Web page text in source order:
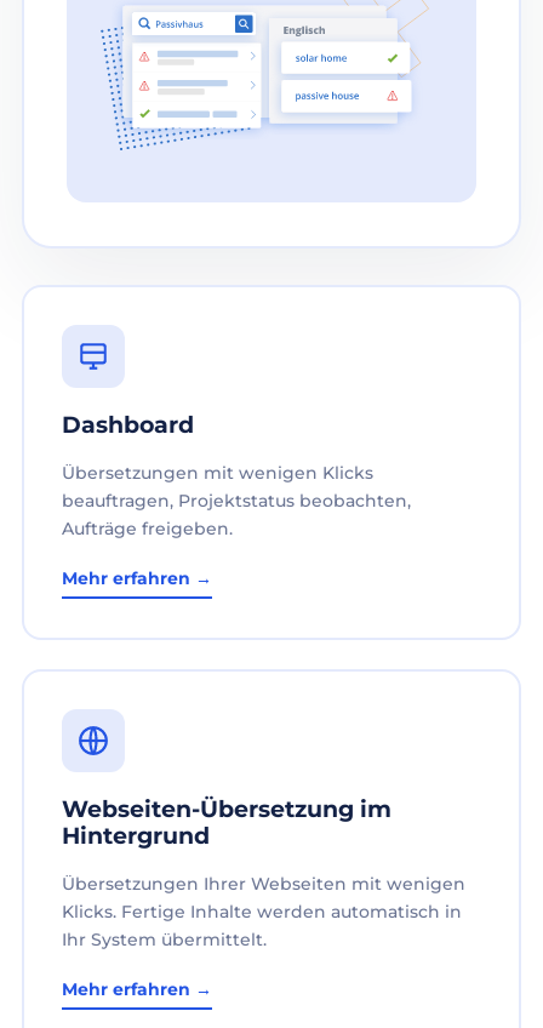
Dashboard
Übersetzungen mit wenigen Klicks
beauftragen, Projektstatus beobachten,
Aufträge freigeben.
Mehr erfahren →
Webseiten-Übersetzung im
Hintergrund
Übersetzungen Ihrer Webseiten mit wenigen
Klicks. Fertige Inhalte werden automatisch in
Ihr System übermittelt.
Mehr erfahren →